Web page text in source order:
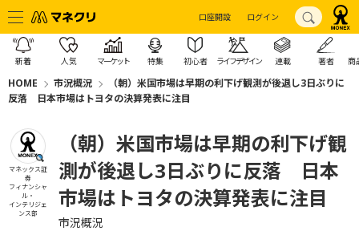
口座開設 ログイン
新着 人気 マーケット 特集 初心者 ライフデザイン 連載 著者 商
HOME 市況概況
（朝）米国市場は早期の利下げ観測が後退し3日ぶりに
反落 日本市場はトヨタの決算発表に注目
マネックス証
券
フィナンシャ
ル・
インテリジェ
ンス部
（朝）米国市場は早期の利下げ観
測が後退し3日ぶりに反落 日本
市場はトヨタの決算発表に注目
市況概況